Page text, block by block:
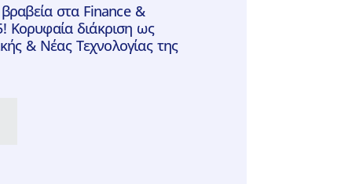
στα Finance &
Κορυφαία διάκριση ως
& Νέας Τεχνολογίας της